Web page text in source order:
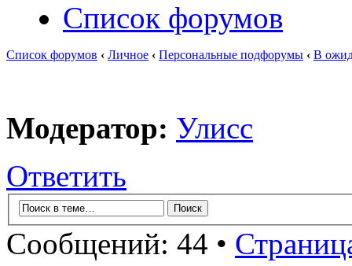
Список форумов
Список форумов ‹ Личное ‹ Персональные подфорумы ‹ В
Модератор: Улисс
Ответить
Сообщений: 44 •